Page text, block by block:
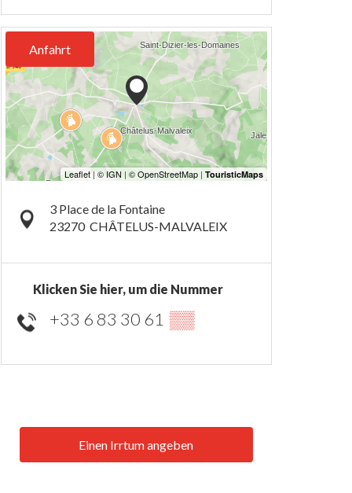
Anfahrt
3 Place de la Fontaine
23270 CHÂTELUS-MALVALEIX
Klicken Sie hier, um die Nummer
+33 6 83 30 61 ▒▒
Einen Irrtum angeben